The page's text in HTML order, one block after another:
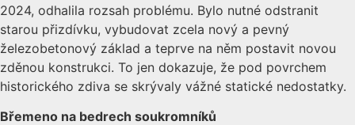
2024, odhalila rozsah problému. Bylo nutné odstranit
starou přizdívku, vybudovat zcela nový a pevný
železobetonový základ a teprve na něm postavit novou
zděnou konstrukci. To jen dokazuje, že pod povrchem
historického zdiva se skrývaly vážné statické nedostatky.
Břemeno na bedrech soukromníků